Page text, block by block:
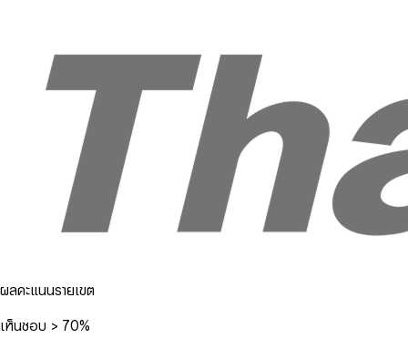
ผลคะแนนรายเขต
เห็นชอบ > 70%